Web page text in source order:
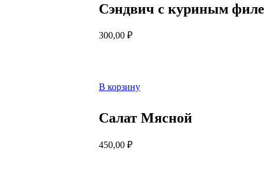
Сэндвич с куриным филе
300,00 ₽
В корзину
Салат Мясной
450,00 ₽